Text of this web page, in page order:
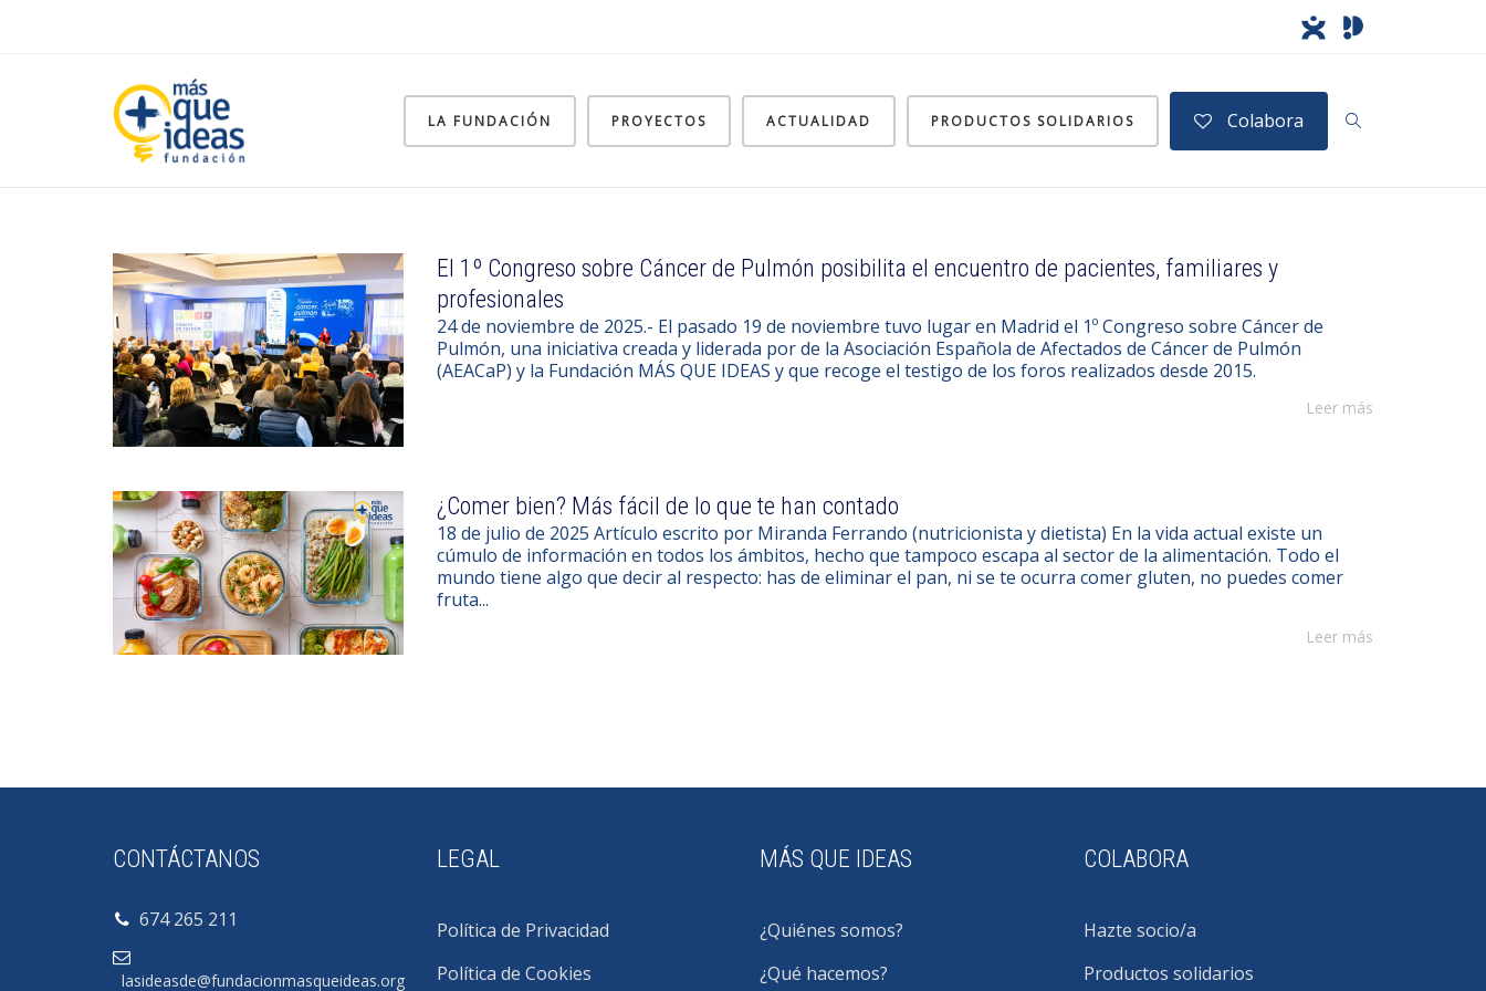
LA FUNDACIÓN PROYECTOS ACTUALIDAD PRODUCTOS SOLIDARIOS Colabora
El 1º Congreso sobre Cáncer de Pulmón posibilita el encuentro de pacientes, familiares y
profesionales
24 de noviembre de 2025.- El pasado 19 de noviembre tuvo lugar en Madrid el 1º Congreso sobre Cáncer de
Pulmón, una iniciativa creada y liderada por de la Asociación Española de Afectados de Cáncer de Pulmón
(AEACaP) y la Fundación MÁS QUE IDEAS y que recoge el testigo de los foros realizados desde 2015.
Leer más
¿Comer bien? Más fácil de lo que te han contado
18 de julio de 2025 Artículo escrito por Miranda Ferrando (nutricionista y dietista) En la vida actual existe un
cúmulo de información en todos los ámbitos, hecho que tampoco escapa al sector de la alimentación. Todo el
mundo tiene algo que decir al respecto: has de eliminar el pan, ni se te ocurra comer gluten, no puedes comer
fruta...
Leer más
CONTÁCTANOS
674 265 211
lasideasde@fundacionmasqueideas.org
LEGAL
Política de Privacidad
Política de Cookies
MÁS QUE IDEAS
¿Quiénes somos?
¿Qué hacemos?
COLABORA
Hazte socio/a
Productos solidarios